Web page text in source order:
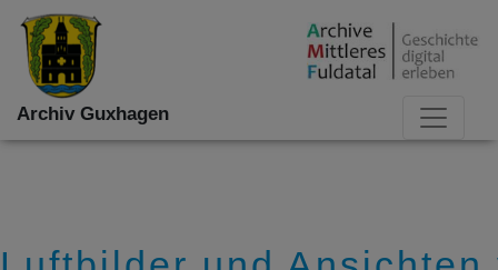
Archiv Guxhagen